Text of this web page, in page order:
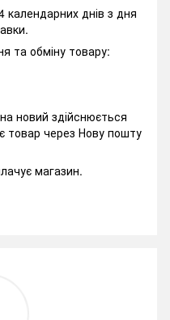
днів з дня
та обміну товару:
новий здійснюється
товар через Нову пошту
магазин.